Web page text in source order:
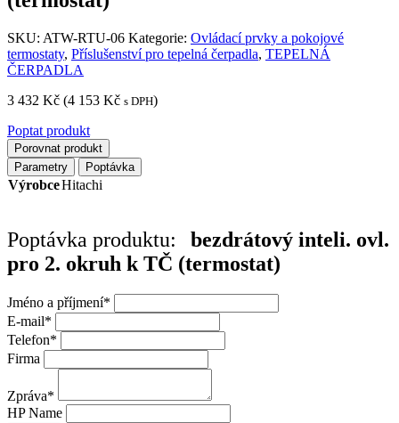
SKU: ATW-RTU-06 Kategorie: Ovládací prvky a pokojové
termostaty, Příslušenství pro tepelná čerpadla, TEPELNÁ
ČERPADLA
3 432 Kč (4 153 Kč s DPH)
Poptat produkt
Porovnat produkt
Parametry
Poptávka
VýrobceHitachi
Poptávka produktu:
bezdrátový inteli. ovl.
pro 2. okruh k TČ (termostat)
Jméno a příjmení*
E-mail*
Telefon*
Firma
Zpráva*
HP Name